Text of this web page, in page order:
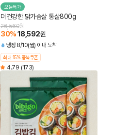
오늘특가
더건강한 닭가슴살 통살800g
26,560원
30%18,592원
냉장 8/10(월) 이내 도착
최대 15% 중복쿠폰
4.79 (173)